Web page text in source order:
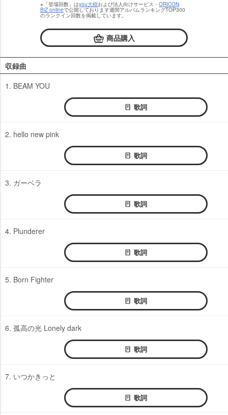
※「登場回数」はyou大樹および法人向けサービス・ ORICON
BiZ onlineで公開しております週間アルバムランキングTOP300
のランクイン回数を掲載しています。
商品購入
収録曲
1. BEAM YOU
歌詞
2. hello new pink
歌詞
3. ガーベラ
歌詞
4. Plunderer
歌詞
5. Born Fighter
歌詞
6. 孤高の光 Lonely dark
歌詞
7. いつかきっと
歌詞